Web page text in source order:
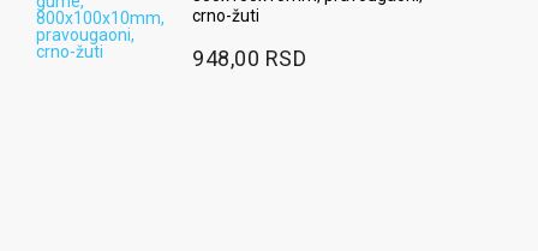
crno-žuti
948,00 RSD